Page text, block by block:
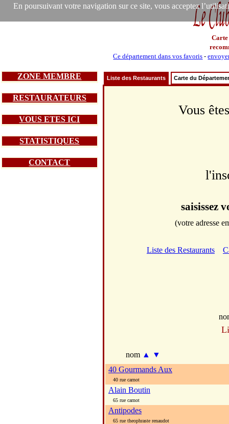
En poursuivant votre navigation sur ce site, vous acceptez
Carte
Ce département dans vos favoris -
ZONE MEMBRE
RESTAURATEURS
VOUS ETES ICI
STATISTIQUES
CONTACT
Liste des Restaurants Carte du
Vous
saisissez
(votre adresse
Liste des Restaurants
nom ▲
▼
40 Gourmands Aux
40 rue carnot
Alain Boutin
65 rue carnot
Antipodes
65 rue theophraste renaudot